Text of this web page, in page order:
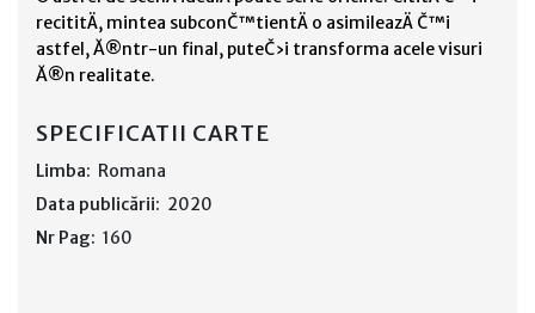
recititÄ, mintea subconČ™tientÄ o asimileazÄ Č™i
astfel, Ă®ntr-un final, puteČ›i transforma acele visuri
Ă®n realitate.
SPECIFICATII CARTE
Limba: Romana
Data publicării: 2020
Nr Pag: 160